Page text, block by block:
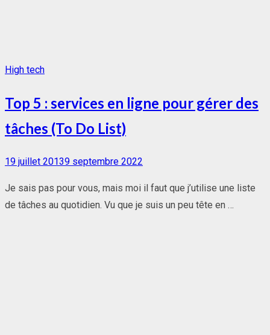
High tech
Top 5 : services en ligne pour gérer des
tâches (To Do List)
Posted
19 juillet 20139 septembre 2022
Je sais pas pour vous, mais moi il faut que j’utilise une liste
de tâches au quotidien. Vu que je suis un peu tête en …